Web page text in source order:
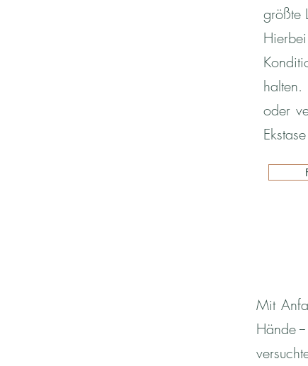
größte
oder
Mit
Hände